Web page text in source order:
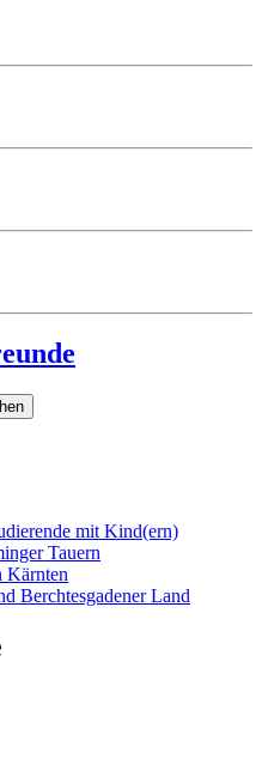
mit Kind(ern)
Tauern
Kärnten
Berchtesgadener Land